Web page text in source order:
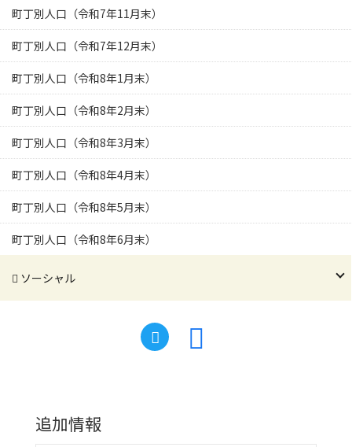
町丁別人口（令和7年11月末）
町丁別人口（令和7年12月末）
町丁別人口（令和8年1月末）
町丁別人口（令和8年2月末）
町丁別人口（令和8年3月末）
町丁別人口（令和8年4月末）
町丁別人口（令和8年5月末）
町丁別人口（令和8年6月末）
ソーシャル
追加情報